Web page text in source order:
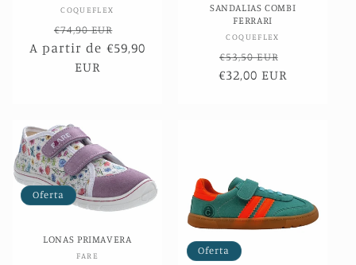
Proveedor:
COQUEFLEX
Precio
habitual
€74,90 EUR
de
A partir de €59,90
EUR
SANDALIAS COMBI
FERRARI
Proveedor:
COQUEFLEX
Precio
habitual
€53,50 EUR
de
€32,00 EUR
Oferta
LONAS PRIMAVERA
Proveedor:
FARE Oferta